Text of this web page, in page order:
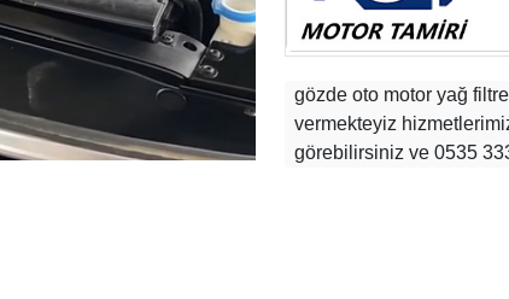
gözde oto motor yağ
vermekteyiz
görebilirsiniz ve 0535